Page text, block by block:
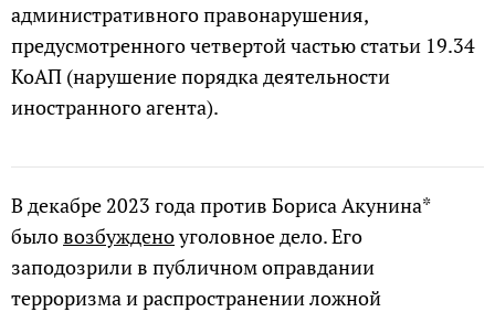
административного правонарушения,
предусмотренного четвертой частью статьи 19.34
КоАП (нарушение порядка деятельности
иностранного агента).
В декабре 2023 года против Бориса Акунина*
быловозбужденоуголовное дело. Его
заподозрили в публичном оправдании
терроризма и распространении ложной